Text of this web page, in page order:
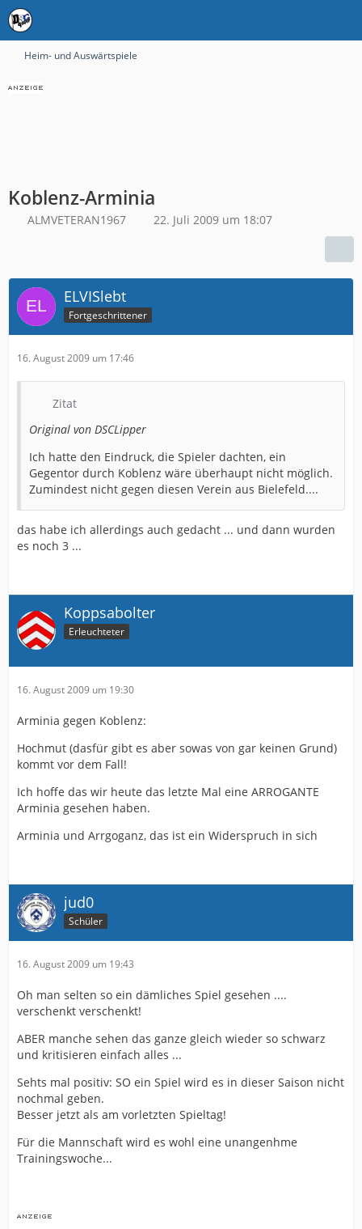
Heim- und Auswärtspiele
Koblenz-Arminia
ALMVETERAN1967 22. Juli 2009 um 18:07
ELVISlebt
Fortgeschrittener
16. August 2009 um 17:46
Zitat
Original von DSCLipper
Ich hatte den Eindruck, die Spieler dachten, ein
Gegentor durch Koblenz wäre überhaupt nicht möglich.
Zumindest nicht gegen diesen Verein aus Bielefeld....
das habe ich allerdings auch gedacht ... und dann wurden
es noch 3 ...
Koppsabolter
Erleuchteter
16. August 2009 um 19:30
Arminia gegen Koblenz:
Hochmut (dasfür gibt es aber sowas von gar keinen Grund)
kommt vor dem Fall!
Ich hoffe das wir heute das letzte Mal eine ARROGANTE
Arminia gesehen haben.
Arminia und Arrgoganz, das ist ein Widerspruch in sich
jud0
Schüler
16. August 2009 um 19:43
Oh man selten so ein dämliches Spiel gesehen ....
verschenkt verschenkt!
ABER manche sehen das ganze gleich wieder so schwarz
und kritisieren einfach alles ...
Sehts mal positiv: SO ein Spiel wird es in dieser Saison nicht
nochmal geben.
Besser jetzt als am vorletzten Spieltag!
Für die Mannschaft wird es wohl eine unangenhme
Trainingswoche...